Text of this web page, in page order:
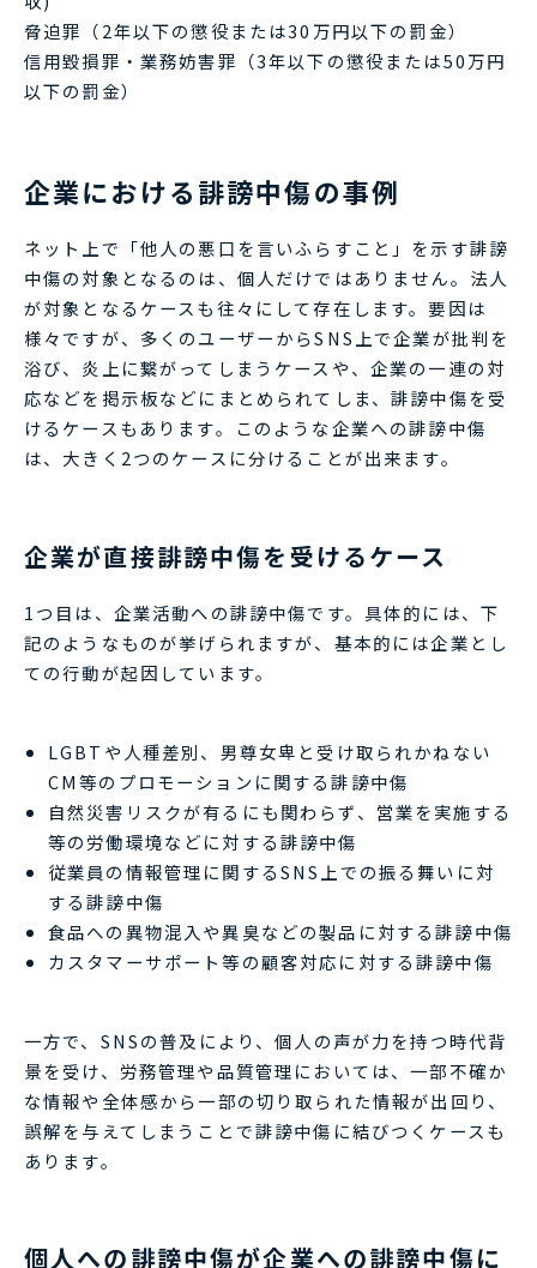
脅迫罪（2年以下の懲役または30万円以下の罰金）
信用毀損罪・業務妨害罪（3年以下の懲役または50万円
以下の罰金）
企業における誹謗中傷の事例
ネット上で「他人の悪口を言いふらすこと」を示す誹謗
中傷の対象となるのは、個人だけではありません。法人
が対象となるケースも往々にして存在します。要因は
様々ですが、多くのユーザーからSNS上で企業が批判を
浴び、炎上に繋がってしまうケースや、企業の一連の対
応などを掲示板などにまとめられてしま、誹謗中傷を受
けるケースもあります。このような企業への誹謗中傷
は、大きく2つのケースに分けることが出来ます。
企業が直接誹謗中傷を受けるケース
1つ目は、企業活動への誹謗中傷です。具体的には、下
記のようなものが挙げられますが、基本的には企業とし
ての行動が起因しています。
LGBTや人種差別、男尊女卑と受け取られかねない
CM等のプロモーションに関する誹謗中傷
自然災害リスクが有るにも関わらず、営業を実施する
等の労働環境などに対する誹謗中傷
従業員の情報管理に関するSNS上での振る舞いに対
する誹謗中傷
食品への異物混入や異臭などの製品に対する誹謗中傷
カスタマーサポート等の顧客対応に対する誹謗中傷
一方で、SNSの普及により、個人の声が力を持つ時代背
景を受け、労務管理や品質管理においては、一部不確か
な情報や全体感から一部の切り取られた情報が出回り、
誤解を与えてしまうことで誹謗中傷に結びつくケースも
あります。
個人への誹謗中傷が企業への誹謗中傷に